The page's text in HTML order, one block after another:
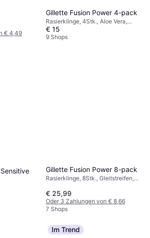
€ 4,49
Gillette Fusion Power 4-pack
Rasierklinge, 4Stk., Aloe Vera,
Vitamine, Gleitstreifen
€ 15
9 Shops
Gillette Fusion Power 8-pack
Rasierklinge, 8Stk., Gleitstreifen,
€ 25,99
Oder 3 Zahlungen von € 8,66
7 Shops
Im Trend